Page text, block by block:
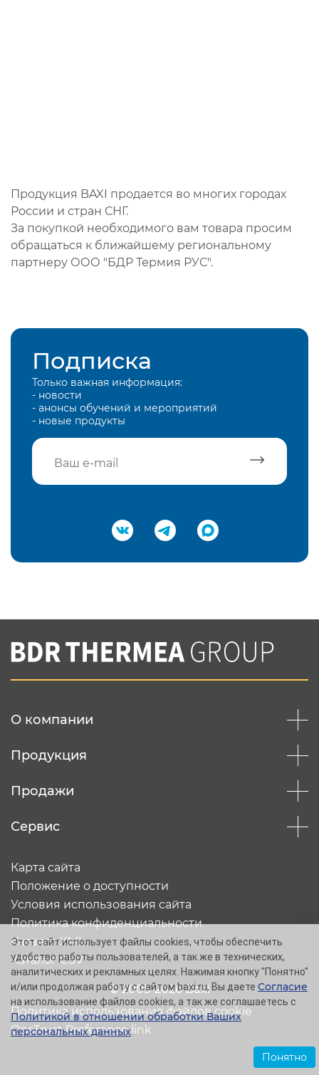
Продукция BAXI продается во многих городах
России и стран СНГ.
За покупкой необходимого вам товара просим
обращаться к ближайшему региональному
партнеру ООО "БДР Термия РУС".
Подписка
Только важная информация:
- новости
- анонсы обучений и мероприятий
- новые продукты
Подтвердить e-mail
Вы соглашаетесь с нашей политикой
конфеденциальности
О компании
Продукция
Продажи
Сервис
© 2005-2026 Baxi
Карта сайта
Положение о доступности
Условия использования сайта
Политика конфиденциальности
Каталог XML
Каталог CSV
Политика использования файлов cookie
OneTrust Preference link
Этот сайт использует файлы cookies, чтобы обеспечить
удобство работы пользователей, а так же в технических,
аналитических и рекламных целях. Нажимая кнопку "Понятно"
и/или продолжая работу с сайтом baxi.ru, Вы даете Согласие
на использование файлов cookies, а так же соглашаетесь с
Политикой в отношении обработки Ваших
персональных данных.
Понятно